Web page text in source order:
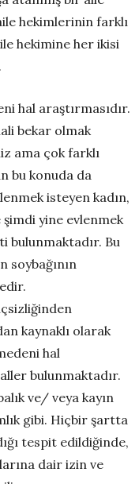
hekimlerinin farklı
hekimine her ikisi
hal araştırmasıdır.
bekar olmak
ama çok farklı
bu konuda da
isteyen kadın,
yine evlenmek
bulunmaktadır. Bu
soybağının
kaynaklı olarak
hal
bulunmaktadır.
ve/ veya kayın
gibi. Hiçbir şartta
tespit edildiğinde,
dair izin ve